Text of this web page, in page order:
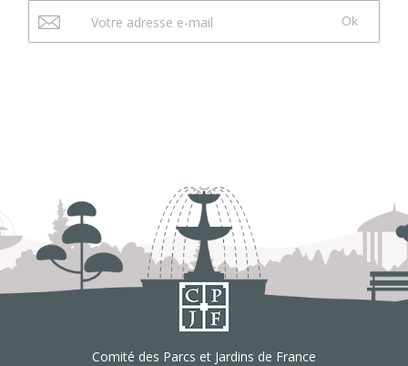
Ok
Comité des Parcs et Jardins de France